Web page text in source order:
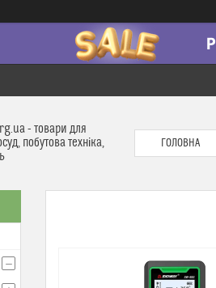
- товари для
побутова техніка,
ГОЛОВНА